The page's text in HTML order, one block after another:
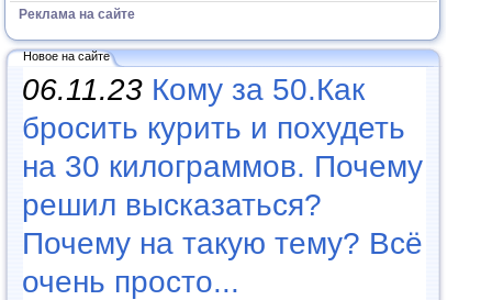
Реклама на сайте
Новое на сайте
06.11.23 Кому за 50.Как
бросить курить и похудеть
на 30 килограммов. Почему
решил высказаться?
Почему на такую тему? Всё
очень просто...